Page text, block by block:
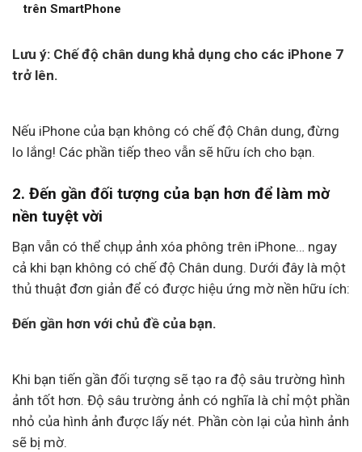
trên SmartPhone
Lưu ý: Chế độ chân dung khả dụng cho các iPhone 7
trở lên.
Nếu iPhone của bạn không có chế độ Chân dung, đừng
lo lắng! Các phần tiếp theo vẫn sẽ hữu ích cho bạn.
2. Đến gần đối tượng của bạn hơn để làm mờ
nền tuyệt vời
Bạn vẫn có thể chụp ảnh xóa phông trên iPhone… ngay
cả khi bạn không có chế độ Chân dung. Dưới đây là một
thủ thuật đơn giản để có được hiệu ứng mờ nền hữu ích:
Đến gần hơn với chủ đề của bạn.
Khi bạn tiến gần đối tượng sẽ tạo ra độ sâu trường hình
ảnh tốt hơn. Độ sâu trường ảnh có nghĩa là chỉ một phần
nhỏ của hình ảnh được lấy nét. Phần còn lại của hình ảnh
sẽ bị mờ.